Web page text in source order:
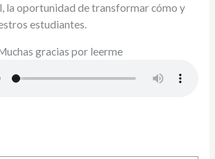
la oportunidad de transformar cómo y
estudiantes.
gracias por leerme